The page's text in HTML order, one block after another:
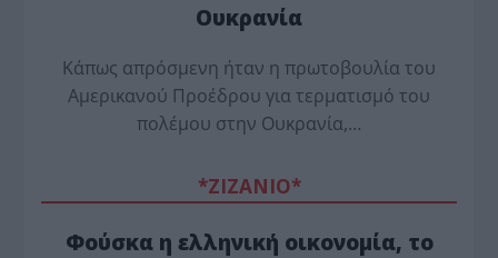
Ουκρανία
Κάπως απρόσμενη ήταν η πρωτοβουλία του
Αμερικανού Προέδρου για τερματισμό του
πολέμου στην Ουκρανία,…
*ZΙΖΑΝΙΟ*
Φούσκα η ελληνική οικονομία, το